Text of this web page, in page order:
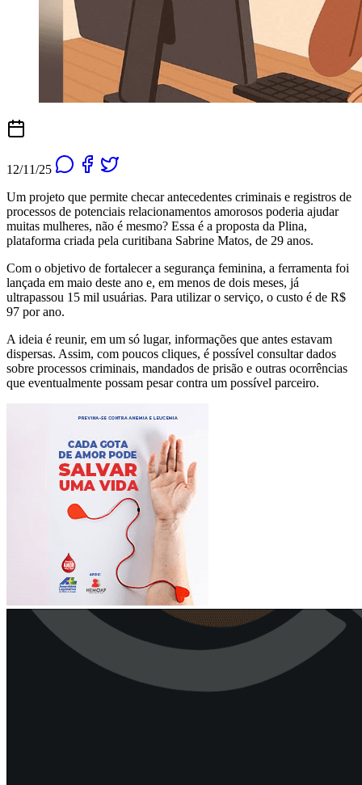
12/11/25
Um projeto que permite checar antecedentes criminais e registros de
processos de potenciais relacionamentos amorosos poderia ajudar
muitas mulheres, não é mesmo? Essa é a proposta da Plina,
plataforma criada pela curitibana Sabrine Matos, de 29 anos.
Com o objetivo de fortalecer a segurança feminina, a ferramenta foi
lançada em maio deste ano e, em menos de dois meses, já
ultrapassou 15 mil usuárias. Para utilizar o serviço, o custo é de R$
97 por ano.
A ideia é reunir, em um só lugar, informações que antes estavam
dispersas. Assim, com poucos cliques, é possível consultar dados
sobre processos criminais, mandados de prisão e outras ocorrências
que eventualmente possam pesar contra um possível parceiro.